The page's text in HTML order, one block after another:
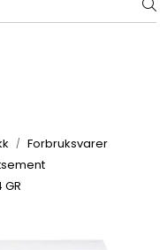
fordeler. Les mer!
Forbruksvarer
GR